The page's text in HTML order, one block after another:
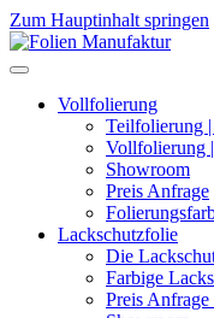
Zum Hauptinhalt springen
Vollfolierung
Teilfolierung
Vollfolierung
Showroom
Preis Anfrage
Lackschutzfolie
Die
Farbige
Preis